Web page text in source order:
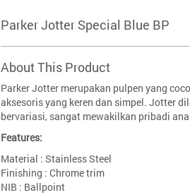
Parker Jotter Special Blue BP
About This Product
Parker Jotter merupakan pulpen yang
aksesoris yang keren dan simpel. Jotter
bervariasi, sangat mewakilkan pribadi
Features:
Material : Stainless Steel
Finishing : Chrome trim
NIB : Ballpoint